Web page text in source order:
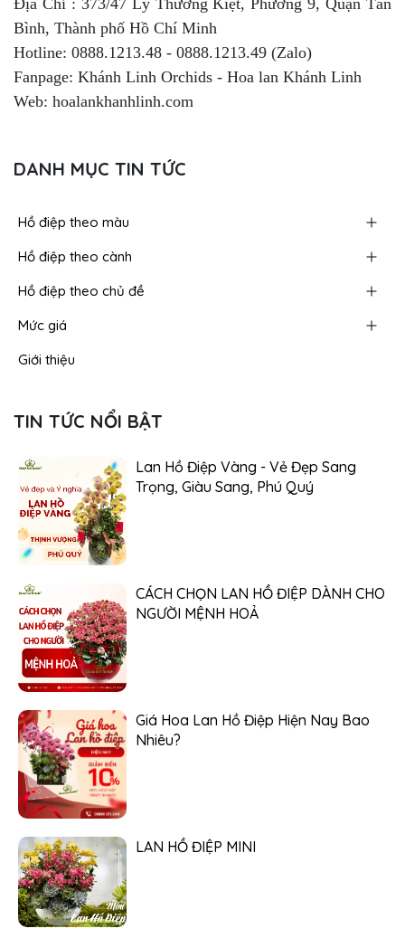
Bình, Thành phố Hồ Chí Minh
Hotline: 0888.1213.48 - 0888.1213.49 (Zalo)
Fanpage: Khánh Linh Orchids - Hoa lan Khánh Linh
Web: hoalankhanhlinh.com
DANH MỤC TIN TỨC
Hồ điệp theo màu
Hồ điệp theo cành
Hồ điệp theo chủ đề
Mức giá
Giới thiệu
TIN TỨC NỔI BẬT
Lan Hồ Điệp Vàng - Vẻ Đẹp Sang
Trọng, Giàu Sang, Phú Quý
CÁCH CHỌN LAN HỒ ĐIỆP DÀNH CHO
NGƯỜI MỆNH HOẢ
Giá Hoa Lan Hồ Điệp Hiện Nay Bao
Nhiêu?
LAN HỒ ĐIỆP MINI